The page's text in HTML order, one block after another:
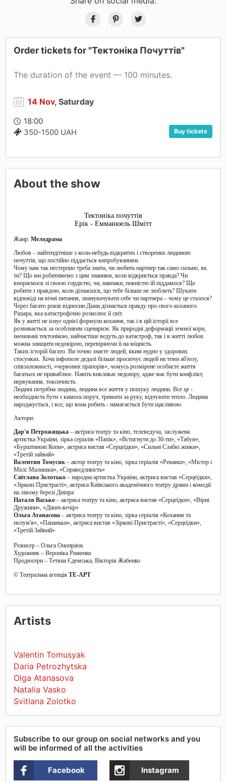
Order tickets for "Тектоніка Почуттів"
The duration of the event — 100 minutes.
14 Nov, Saturday
18:00
350-1500 UAH
Buy tickets
About the show
Тектоніка почуттів
Ерік - Емманюель Шмітт
Жанр: Мелодрама
Любов – найтендітніше з коли-небудь відкритих і створених людиною
почуттів, що постійно піддається випробуванням.
Чому нам так нестерпно треба знати, чи любить партнер так само сильно, як
ти? Що ми робитимемо з цим знанням, коли відкриється правда? Чи
впораємося зі своєю гордістю, чи, навпаки, повністю їй піддамося? Що
робити з правдою, коли дізнаєшся, що тебе більше не люблять? Шукати
відповіді на вічні питання, звинувачувати себе чи партнера – чому це сталося?
Через багато років відносин Діана дізнається правду про свого коханого
Рішара, яка катастрофічно розколює її світ.
Як у житті не існує однієї формули кохання, так і в цій історії все
розвивається за особливим сценарієм. Як природні деформації земної кори,
іменовані тектонікою, найчастіше ведуть до катастроф, так і в житті любов
можна знищити недовірою, перевіряючи її на міцність.
Таких історій багато. Ви точно знаєте людей, яким нудно у здорових
стосунках. Хоча інфополе дедалі більше просвічує людей на теми аб'юзу,
співзалежності, «червоних прапорів», чомусь розмірене особисте життя
багатьох не приваблює. Навіть викликає недовіру, адже має бути конфлікт,
нервування, токсичність.
Людині потрібна людина, людина все життя у пошуку людини. Все це -
необхідність бути з кимось поруч, тримати за руку, відчувати тепло. Людина
народжується, і все, що вона робить - намагається бути щасливою.
Актори:
Дар'я Петрожицька – актриса театру та кіно, телеведуча, заслужена
артистка України, зірка серіалів «Папік», «Встигнути до 30-ти», «Табун»,
«Бурштинові Копи», актриса вистав «Серцеїдки», «Сильні Слабкі жінки»,
«Третій зайвий»
Валентин Томусяк – актор театру та кіно, зірка серіалів «Реванш», «Містер і
Місіс Малишки», «Справедливість»
Світлана Золотько – народна артистка України, актриса вистав «Серцеїдки»,
«Зіркові Пристрасті», актриса Київського академічного театру драми і комедії
на лівому березі Дніпра
Наталя Васько – актриса театру та кіно, актриса вистав «Серцеїдки», «Вірні
Дружини», «Дівич-вечір»
Ольга Атанасова – актриса театру та кіно, зірка серіалів «Кохання та
полум'я», «Папаньки», актриса вистав «Зіркові Пристрасті», «Серцеїдки»,
«Третій Зайвий»
Режисер – Ольга Онопріюк
Художник – Вероніка Риженко
Продюсери – Тетяна Єдемська, Вікторія Жабенко
© Театральна агенція ТЕ-АРТ
Artists
Valentin Tomusyak
Daria Petrozhytska
Olga Atanasova
Natalia Vasko
Svitlana Zolotko
Subscribe to our group on social networks and you
will be informed of all the activities
Facebook Instagram